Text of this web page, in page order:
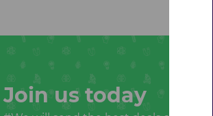
Join us today